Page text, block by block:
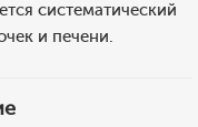
систематический
и печени.